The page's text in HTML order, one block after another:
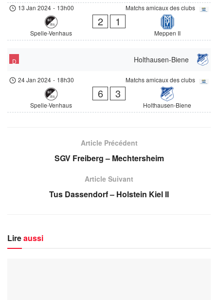
Matchs amicaux des clubs
13 Jan 2024 - 13h00
Spelle-Venhaus
2 1
Meppen II
Holthausen-Biene
D
Matchs amicaux des clubs
24 Jan 2024 - 18h30
Spelle-Venhaus
6 3
Holthausen-Biene
Article Précédent
SGV Freiberg – Mechtersheim
Article Suivant
Tus Dassendorf – Holstein Kiel II
Lireaussi